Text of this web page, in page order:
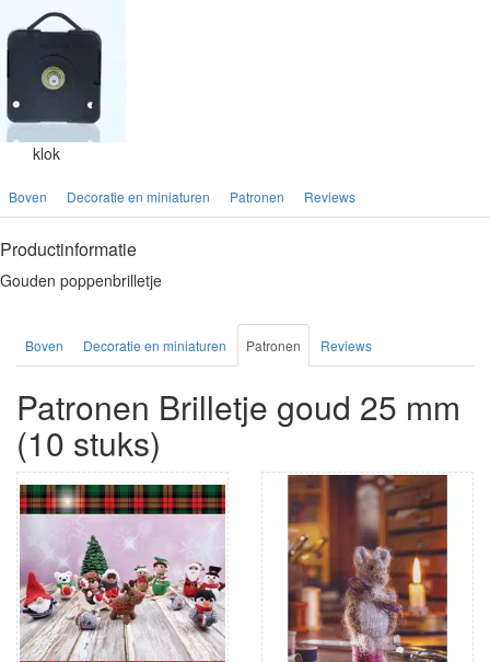
klok
Boven Decoratie en miniaturen Patronen Reviews
Productinformatie
Gouden poppenbrilletje
Boven Decoratie en miniaturen Patronen Reviews
Patronen Brilletje goud 25 mm
(10 stuks)